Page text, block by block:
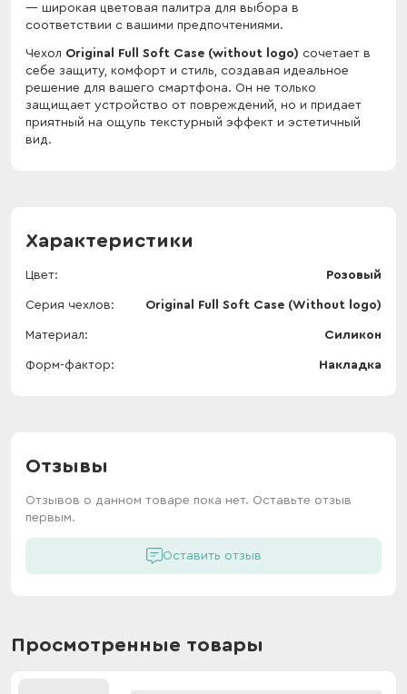
широкая цветовая палитра для выбора в
соответствии с вашими предпочтениями.
Чехол Original Full Soft Case (without logo) сочетает в
себе защиту, комфорт и стиль, создавая идеальное
решение для вашего смартфона. Он не только
защищает устройство от повреждений, но и придает
приятный на ощупь текстурный эффект и эстетичный
вид.
Характеристики
Цвет Розовый
Серия чехлов Original Full Soft Case (Without logo)
Материал Силикон
Форм-фактор Накладка
Отзывы
Отзывов о данном товаре пока нет. Оставьте отзыв
первым.
Оставить отзыв
Просмотренные товары